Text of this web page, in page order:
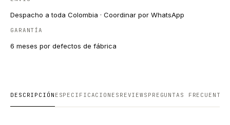
Despacho a toda Colombia · Coordinar por WhatsApp
GARANTÍA
6 meses por defectos de fábrica
DESCRIPCIÓN ESPECIFICACIONES REVIEWS PREGUNTAS FRECUENTES